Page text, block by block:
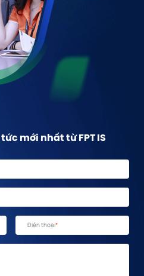
mới nhất từ FPT IS
Điện thoại*